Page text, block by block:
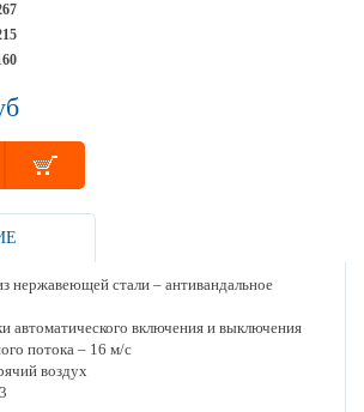
нержавеющей стали – антивандальное
автоматического включения и выключения
потока – 16 м/с
воздух